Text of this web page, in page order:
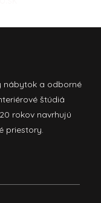
nábytok a odborné
štúdiá
rokov navrhujú
priestory.